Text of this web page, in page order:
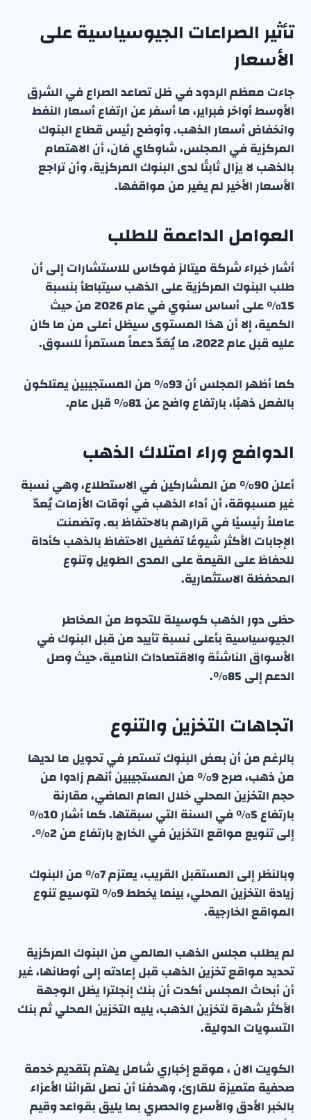
تأثير الصراعات الجيوسياسية على
الأسعار
جاءت معظم الردود في ظل تصاعد الصراع في الشرق
الأوسط أواخر فبراير، ما أسفر عن ارتفاع أسعار النفط
وانخفاض أسعار الذهب. وأوضح رئيس قطاع البنوك
المركزية في المجلس، شاوكاي فان، أن الاهتمام
بالذهب لا يزال ثابتًا لدى البنوك المركزية، وأن تراجع
الأسعار الأخير لم يغير من مواقفها.
العوامل الداعمة للطلب
أشار خبراء شركة ميتالز فوكاس للاستشارات إلى أن
طلب البنوك المركزية على الذهب سيتباطأ بنسبة
15% على أساس سنوي في عام 2026 من حيث
الكمية، إلا أن هذا المستوى سيظل أعلى من ما كان
عليه قبل عام 2022، ما يُعَدّ دعماً مستمراً للسوق.
كما أظهر المجلس أن 93% من المستجيبين يمتلكون
بالفعل ذهبًا، بارتفاع واضح عن 81% قبل عام.
الدوافع وراء امتلاك الذهب
أعلن 90% من المشاركين في الاستطلاع، وهي نسبة
غير مسبوقة، أن أداء الذهب في أوقات الأزمات يُعدّ
عاملاً رئيسيًا في قرارهم بالاحتفاظ به. وتضمنت
الإجابات الأكثر شيوعًا تفضيل الاحتفاظ بالذهب كأداة
للحفاظ على القيمة على المدى الطويل وتنوع
المحفظة الاستثمارية.
حظى دور الذهب كوسيلة للتحوط من المخاطر
الجيوسياسية بأعلى نسبة تأييد من قبل البنوك في
الأسواق الناشئة والاقتصادات النامية، حيث وصل
الدعم إلى 85%.
اتجاهات التخزين والتنوع
بالرغم من أن بعض البنوك تستمر في تحويل ما لديها
من ذهب، صرح 9% من المستجيبين أنهم زادوا من
حجم التخزين المحلي خلال العام الماضي، مقارنة
بارتفاع 5% في السنة التي سبقتها. كما أشار 10%
إلى تنويع مواقع التخزين في الخارج بارتفاع من 2%.
وبالنظر إلى المستقبل القريب، يعتزم 7% من البنوك
زيادة التخزين المحلي، بينما يخطط 9% لتوسيع تنوع
المواقع الخارجية.
لم يطلب مجلس الذهب العالمي من البنوك المركزية
تحديد مواقع تخزين الذهب قبل إعادته إلى أوطانها، غير
أن أبحاث المجلس أكدت أن بنك إنجلترا يظل الوجهة
الأكثر شهرة لتخزين الذهب، يليه التخزين المحلي ثم بنك
التسويات الدولية.
الكويت الان ، موقع إخباري شامل يهتم بتقديم خدمة
صحفية متميزة للقارئ، وهدفنا أن نصل لقرائنا الأعزاء
بالخبر الأدق والأسرع والحصري بما يليق بقواعد وقيم